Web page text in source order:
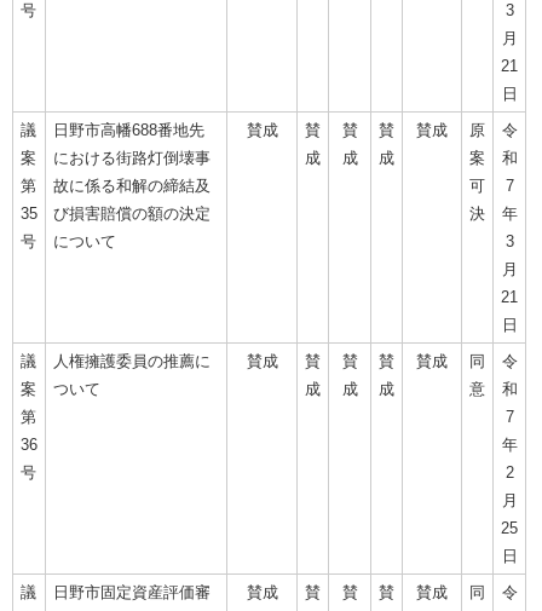
号
3
月
21
日
議
案
第
35
号
日野市高幡688番地先
における街路灯倒壊事
故に係る和解の締結及
び損害賠償の額の決定
について
賛成
賛
成
賛
成
賛
成
賛成
原
案
可
決
令
和
7
年
3
月
21
日
議
案
第
36
号
人権擁護委員の推薦に
ついて
賛成
賛
成
賛
成
賛
成
賛成
同
意
令
和
7
年
2
月
25
日
議
日野市固定資産評価審
賛成
賛
賛
賛
賛成
同
令